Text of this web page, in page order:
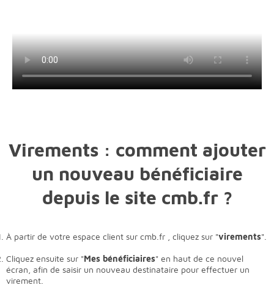
Virements : comment ajouter
un nouveau bénéficiaire
depuis le site cmb.fr ?
À partir de votre espace client sur cmb.fr , cliquez sur "virements".
Cliquez ensuite sur "Mes bénéficiaires" en haut de ce nouvel
écran, afin de saisir un nouveau destinataire pour effectuer un
virement.